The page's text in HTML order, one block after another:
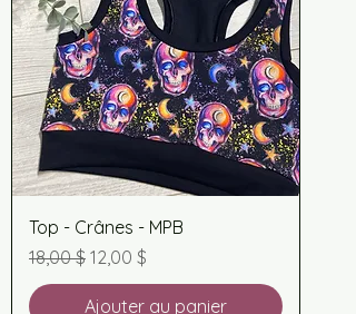
Top - Crânes - MPB
Prix original
18,00 $ Prix promotionnel
12,00 $
Ajouter au panier